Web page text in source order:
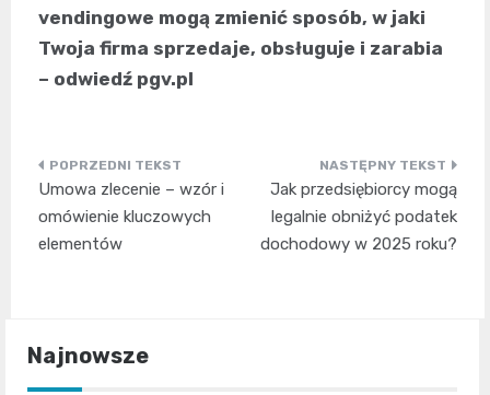
vendingowe mogą zmienić sposób, w jaki
Twoja firma sprzedaje, obsługuje i zarabia
– odwiedź pgv.pl
Nawigacja
wpisu
Umowa zlecenie – wzór i
omówienie kluczowych
elementów
Jak przedsiębiorcy mogą
legalnie obniżyć podatek
dochodowy w 2025 roku?
Najnowsze